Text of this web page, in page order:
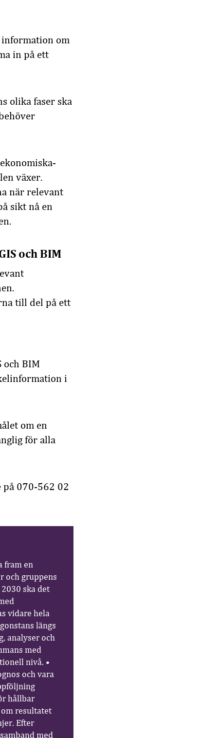
om
in på ett
olika faser ska
växer.
när relevant
sikt nå en
.
och BIM
.
till del på ett
BIM
i
om en
för alla
på 070-562 02
fram en
och gruppens
ska det
vidare hela
längs
analyser och
med
nivå. •
och vara
hållbar
resultatet
Efter
med